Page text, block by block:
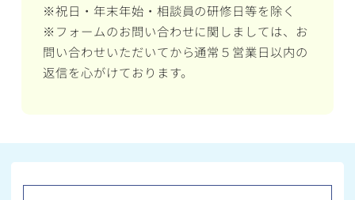
※祝日・年末年始・相談員の研修日等を除く
※フォームのお問い合わせに関しましては、お
問い合わせいただいてから通常５営業日以内の
返信を心がけております。